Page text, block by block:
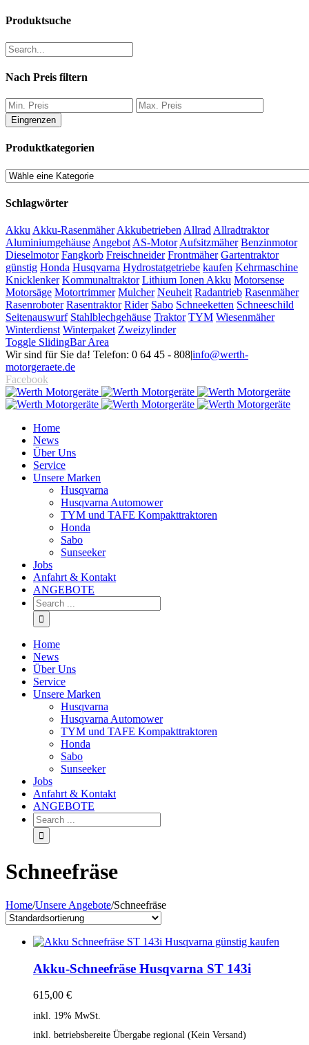
Produktsuche
Nach Preis filtern
Eingrenzen
Produktkategorien
Schlagwörter
Akku Akku-Rasenmäher Akkubetrieben Allrad Allradtraktor
Aluminiumgehäuse Angebot AS-Motor Aufsitzmäher Benzinmotor
Dieselmotor Fangkorb Freischneider Frontmäher Gartentraktor
günstig Honda Husqvarna Hydrostatgetriebe kaufen Kehrmaschine
Knicklenker Kommunaltraktor Lithium Ionen Akku Motorsense
Motorsäge Motortrimmer Mulcher Neuheit Radantrieb Rasenmäher
Rasenroboter Rasentraktor Rider Sabo Schneeketten Schneeschild
Seitenauswurf Stahlblechgehäuse Traktor TYM Wiesenmäher
Winterdienst Winterpaket Zweizylinder
Toggle SlidingBar Area
Wir sind für Sie da! Telefon: 0 64 45 - 808|info@werth-
motorgeraete.de
Facebook
Home
News
Über Uns
Service
Unsere Marken
Husqvarna
Husqvarna Automower
TYM und TAFE Kompakttraktoren
Honda
Sabo
Sunseeker
Jobs
Anfahrt & Kontakt
ANGEBOTE
Home
News
Über Uns
Service
Unsere Marken
Husqvarna
Husqvarna Automower
TYM und TAFE Kompakttraktoren
Honda
Sabo
Sunseeker
Jobs
Anfahrt & Kontakt
ANGEBOTE
Schneefräse
Home/Unsere Angebote/Schneefräse
Akku-Schneefräse Husqvarna ST 143i
615,00 €
inkl. 19% MwSt.
inkl. betriebsbereite Übergabe regional (Kein Versand)